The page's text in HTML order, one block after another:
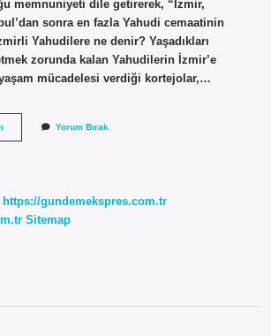
memnuniyeti dile getirerek, “İzmir,
sonra en fazla Yahudi cemaatinin
Yahudilere ne denir? Yaşadıkları
zorunda kalan Yahudilerin İzmir’e
mücadelesi verdiği kortejolar,…
Pakraduni
Yorum Bırak
https://gundemekspres.com.tr
Sitemap